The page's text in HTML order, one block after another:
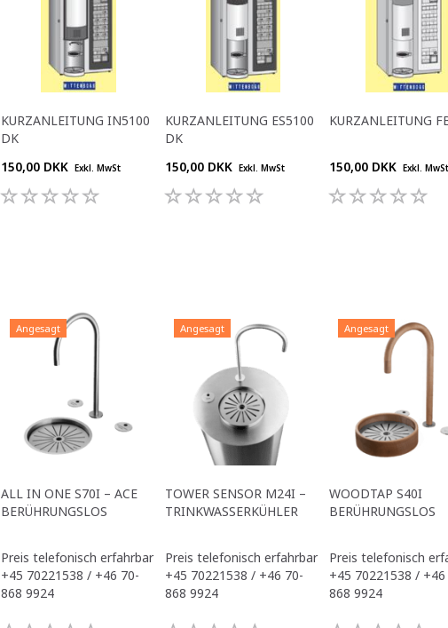
KURZANLEITUNG IN5100
DK
150,00 DKK Exkl. MwSt
KURZANLEITUNG ES5100
DK
150,00 DKK Exkl. MwSt
KURZANLEITUNG
150,00 DKK Exkl. MwSt
Angesagt
ALL IN ONE S70I – ACE
BERÜHRUNGSLOS
Preis telefonisch erfahrbar
+45 70221538 / +46 70-
868 9924
Angesagt
TOWER SENSOR M24I –
TRINKWASSERKÜHLER
Preis telefonisch erfahrbar
+45 70221538 / +46 70-
868 9924
Angesagt
WOODTAP S40I
BERÜHRUNGSLOS
Preis telefonisch
+45 70221538 / +46
868 9924